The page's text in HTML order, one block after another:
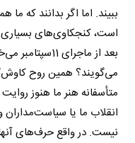
ببیند. اما اگر بدانند که
است، کنجکاوی‌های بسیاری
بعد از ماجرای
می‌گویند؟ همین روح
متأسفانه هنر ما هنوز
انقلاب ما یا
نیست. در واقع حرف‌های